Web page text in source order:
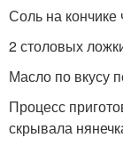
Соль на кончике
2 столовых
Масло по вкусу
Процесс
скрывала